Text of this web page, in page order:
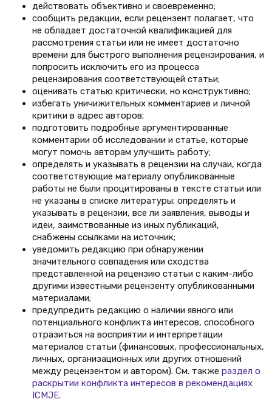
действовать объективно и своевременно;
сообщить редакции, если рецензент полагает, что
не обладает достаточной квалификацией для
рассмотрения статьи или не имеет достаточно
времени для быстрого выполнения рецензирования, и
попросить исключить его из процесса
рецензирования соответствующей статьи;
оценивать статью критически, но конструктивно;
избегать уничижительных комментариев и личной
критики в адрес авторов;
подготовить подробные аргументированные
комментарии об исследовании и статье, которые
могут помочь авторам улучшить работу;
определять и указывать в рецензии на случаи, когда
соответствующие материалу опубликованные
работы не были процитированы в тексте статьи или
не указаны в списке литературы; определять и
указывать в рецензии, все ли заявления, выводы и
идеи, заимствованные из иных публикаций,
снабжены ссылками на источник;
уведомить редакцию при обнаружении
значительного совпадения или сходства
представленной на рецензию статьи с каким-либо
другими известными рецензенту опубликованными
материалами;
предупредить редакцию о наличии явного или
потенциального конфликта интересов, способного
отразиться на восприятии и интерпретации
материалов статьи (финансовых, профессиональных,
личных, организационных или других отношений
между рецензентом и автором). См. также раздел о
раскрытии конфликта интересов в рекомендациях
ICMJE.